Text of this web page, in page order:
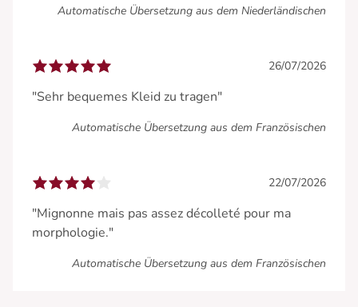
Automatische Übersetzung aus dem Niederländischen
26/07/2026
"Sehr bequemes Kleid zu tragen"
Automatische Übersetzung aus dem Französischen
22/07/2026
"Mignonne mais pas assez décolleté pour ma
morphologie."
Automatische Übersetzung aus dem Französischen